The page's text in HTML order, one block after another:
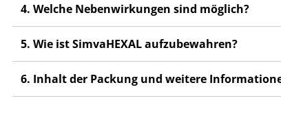
4. Welche Nebenwirkungen sind möglich?
5. Wie ist SimvaHEXAL aufzubewahren?
6. Inhalt der Packung und weitere